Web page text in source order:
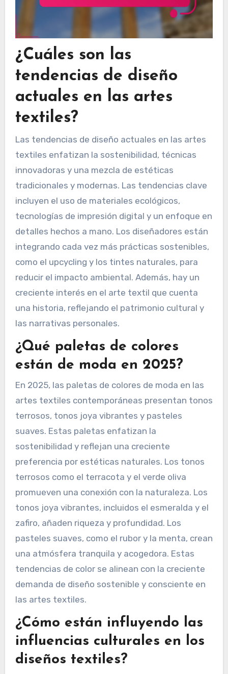
¿Cuáles son las
tendencias de diseño
actuales en las artes
textiles?
Las tendencias de diseño actuales en las artes
textiles enfatizan la sostenibilidad, técnicas
innovadoras y una mezcla de estéticas
tradicionales y modernas. Las tendencias clave
incluyen el uso de materiales ecológicos,
tecnologías de impresión digital y un enfoque en
detalles hechos a mano. Los diseñadores están
integrando cada vez más prácticas sostenibles,
como el upcycling y los tintes naturales, para
reducir el impacto ambiental. Además, hay un
creciente interés en el arte textil que cuenta
una historia, reflejando el patrimonio cultural y
las narrativas personales.
¿Qué paletas de colores
están de moda en 2025?
En 2025, las paletas de colores de moda en las
artes textiles contemporáneas presentan tonos
terrosos, tonos joya vibrantes y pasteles
suaves. Estas paletas enfatizan la
sostenibilidad y reflejan una creciente
preferencia por estéticas naturales. Los tonos
terrosos como el terracota y el verde oliva
promueven una conexión con la naturaleza. Los
tonos joya vibrantes, incluidos el esmeralda y el
zafiro, añaden riqueza y profundidad. Los
pasteles suaves, como el rubor y la menta, crean
una atmósfera tranquila y acogedora. Estas
tendencias de color se alinean con la creciente
demanda de diseño sostenible y consciente en
las artes textiles.
¿Cómo están influyendo las
influencias culturales en los
diseños textiles?